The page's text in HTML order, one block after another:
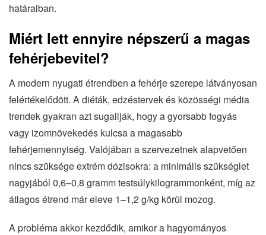
határaiban.
Miért lett ennyire népszerű a magas
fehérjebevitel?
A modern nyugati étrendben a fehérje szerepe látványosan
felértékelődött. A diéták, edzéstervek és közösségi média
trendek gyakran azt sugallják, hogy a gyorsabb fogyás
vagy izomnövekedés kulcsa a magasabb
fehérjemennyiség. Valójában a szervezetnek alapvetően
nincs szüksége extrém dózisokra: a minimális szükséglet
nagyjából 0,6–0,8 gramm testsúlykilogrammonként, míg az
átlagos étrend már eleve 1–1,2 g/kg körül mozog.
A probléma akkor kezdődik, amikor a hagyományos